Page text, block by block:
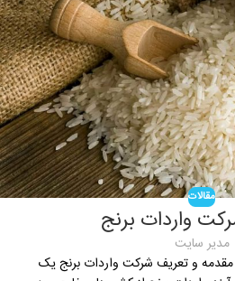
مقالات
واردات برنج
مدیر سایت
مقدمه و تعریف شرکت واردات برنج یک